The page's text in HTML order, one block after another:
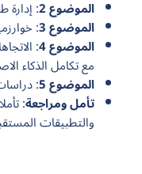
الموضوع 2 : إدارة
الموضوع 3 :
الموضوع 4 :
مع تكامل الذكاء
الموضوع 5 :
تأمل ومراجعة:
والتطبيقات